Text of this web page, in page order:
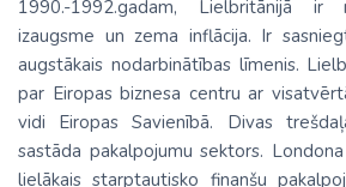
1990.-1992.gadam, Lielbritānijā ir
izaugsme un zema inflācija. Ir
augstākais nodarbinātības līmenis.
par Eiropas biznesa centru ar
vidi Eiropas Savienībā. Divas
sastāda pakalpojumu sektors.
lielākais starptautisko finanšu